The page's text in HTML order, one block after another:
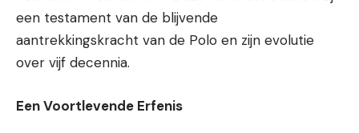
een testament van de blijvende
aantrekkingskracht van de Polo en zijn evolutie
over vijf decennia.
Een Voortlevende Erfenis